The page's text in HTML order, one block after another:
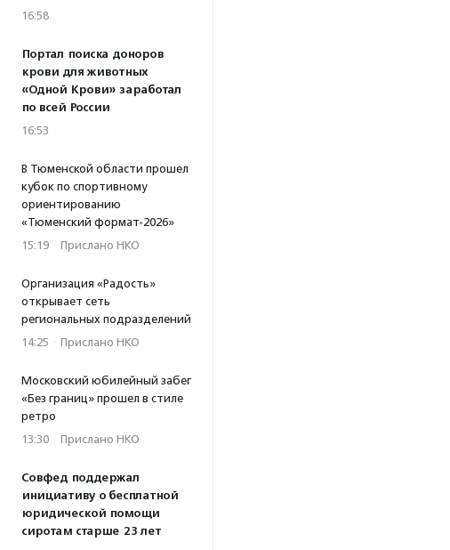
16:58
Портал поиска доноров
крови для животных
«Одной Крови» заработал
по всей России
16:53
В Тюменской области прошел
кубок по спортивному
ориентированию
«Тюменский формат-2026»
15:19 · Прислано НКО
Организация «Радость»
открывает сеть
региональных подразделений
14:25 · Прислано НКО
Московский юбилейный забег
«Без границ» прошел в стиле
ретро
13:30 · Прислано НКО
Совфед поддержал
инициативу о бесплатной
юридической помощи
сиротам старше 23 лет